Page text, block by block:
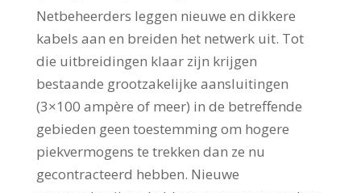
Netbeheerders leggen nieuwe en dikkere
kabels aan en breiden het netwerk uit. Tot
die uitbreidingen klaar zijn krijgen
bestaande grootzakelijke aansluitingen
(3×100 ampère of meer) in de betreffende
gebieden geen toestemming om hogere
piekvermogens te trekken dan ze nu
gecontracteerd hebben. Nieuwe